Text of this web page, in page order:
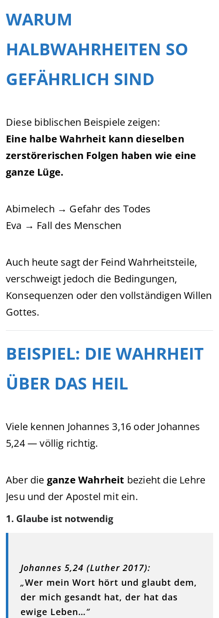
WARUM
HALBWAHRHEITEN SO
GEFÄHRLICH SIND
Diese biblischen Beispiele zeigen:
Eine halbe Wahrheit kann dieselben
zerstörerischen Folgen haben wie eine
ganze Lüge.
Abimelech → Gefahr des Todes
Eva → Fall des Menschen
Auch heute sagt der Feind Wahrheitsteile,
verschweigt jedoch die Bedingungen,
Konsequenzen oder den vollständigen Willen
Gottes.
BEISPIEL: DIE WAHRHEIT
ÜBER DAS HEIL
Viele kennen Johannes 3,16 oder Johannes
5,24 — völlig richtig.
Aber die ganze Wahrheit bezieht die Lehre
Jesu und der Apostel mit ein.
1. Glaube ist notwendig
Johannes 5,24 (Luther 2017):
„Wer mein Wort hört und glaubt dem,
der mich gesandt hat, der hat das
ewige Leben…“